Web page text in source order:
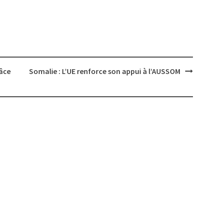
Somalie : L’UE renforce son appui à l’AUSSOM